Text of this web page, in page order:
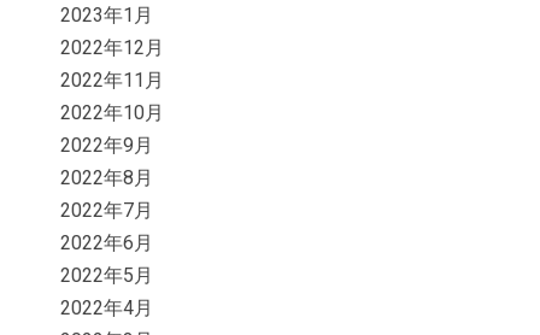
2023年1月
2022年12月
2022年11月
2022年10月
2022年9月
2022年8月
2022年7月
2022年6月
2022年5月
2022年4月